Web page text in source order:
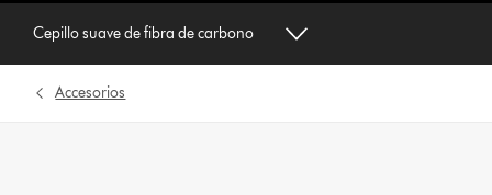
en
dyson.es
Cepillo suave de fibra de carbono
Accesorios